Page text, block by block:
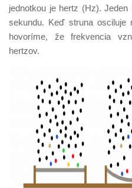
jednotkou je hertz (Hz).
sekundu. Keď struna osciluje
hovoríme, že frekvencia
hertzov.